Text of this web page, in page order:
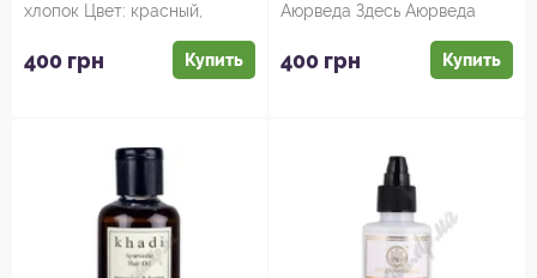
хлопок Цвет: красный,
XL ...
400 грн Купить
Аюрведа Здесь Аюрведа
аюрве...
400 грн Купить